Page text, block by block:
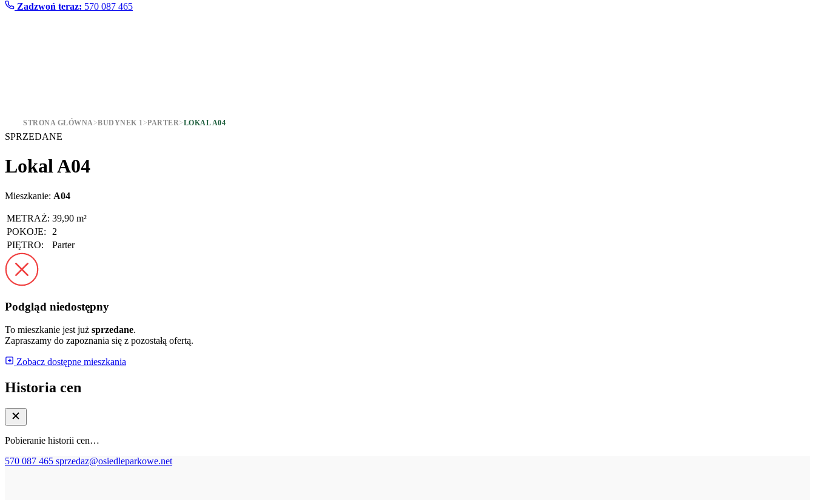
Zadzwoń teraz: 570 087 465
STRONA GŁÓWNA>BUDYNEK 1 >PARTER>LOKAL A04
SPRZEDANE
Lokal A04
Mieszkanie: A04
METRAŻ: 39,90 m²
POKOJE:
2
PIĘTRO:
Parter
Podgląd niedostępny
To mieszkanie jest już sprzedane.
Zapraszamy do zapoznania się z pozostałą ofertą.
Zobacz dostępne mieszkania
Historia cen
Pobieranie historii cen…
570 087 465 sprzedaz@osiedleparkowe.net